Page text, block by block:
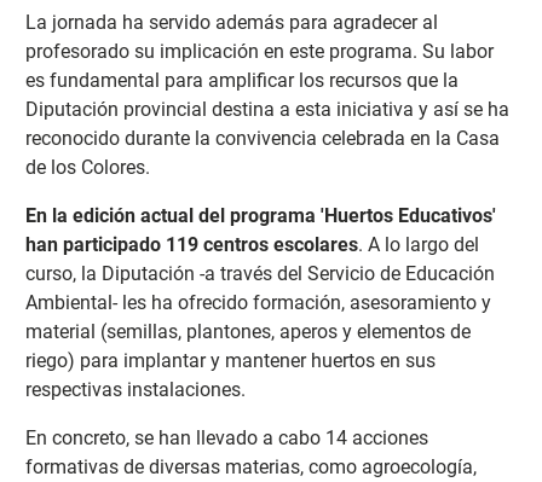
La jornada ha servido además para agradecer al
profesorado su implicación en este programa. Su labor
es fundamental para amplificar los recursos que la
Diputación provincial destina a esta iniciativa y así se ha
reconocido durante la convivencia celebrada en la Casa
de los Colores.
En la edición actual del programa 'Huertos Educativos'
han participado 119 centros escolares. A lo largo del
curso, la Diputación -a través del Servicio de Educación
Ambiental- les ha ofrecido formación, asesoramiento y
material (semillas, plantones, aperos y elementos de
riego) para implantar y mantener huertos en sus
respectivas instalaciones.
En concreto, se han llevado a cabo 14 acciones
formativas de diversas materias, como agroecología,